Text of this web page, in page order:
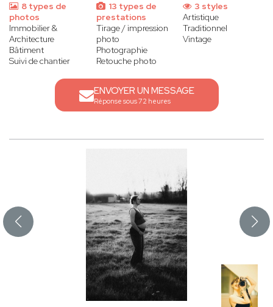
8 types de
photos
Immobilier &
Architecture
Bâtiment
Suivi de chantier
13 types de
prestations
Tirage / impression
photo
Photographie
Retouche photo
3 styles
Artistique
Traditionnel
Vintage
ENVOYER UN MESSAGE
Réponse sous 72 heures